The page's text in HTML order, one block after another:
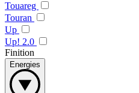
Touareg
Touran
Up
Up! 2.0
Finition
Energies